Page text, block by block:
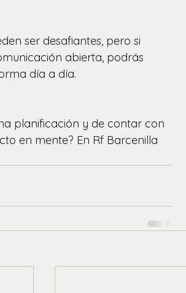
ser desafiantes, pero si
abierta, podrás
día a día.
planificación y de contar con
en mente? En Rf Barcenilla